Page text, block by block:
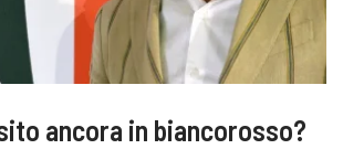
ancora in biancorosso?